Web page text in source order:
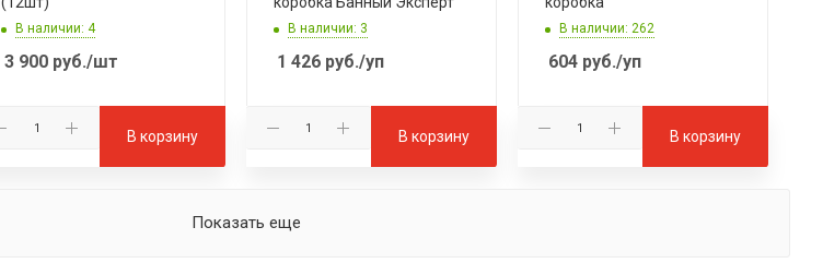
В наличии: 4
3 900 руб./шт
В корзину
В наличии: 3
1 426руб./уп
В корзину
В наличии: 262
604руб./уп
В корзину
Показать еще